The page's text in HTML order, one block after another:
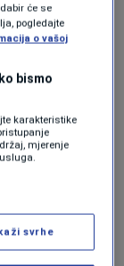
su javne
Tuzla bez
plaćaju
iz Tuzle
će se
pogledajte
o vašoj
bismo
karakteristike
mjerenje
svrhe